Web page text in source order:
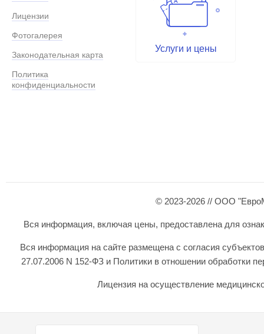
Лицензии
Фотогалерея
Законодательная карта
Политика
конфиденциальности
Услуги и цены
© 2023-2026 // ООО
Вся информация, включая цены, предоставлена для
Вся информация на сайте размещена с согласия
27.07.2006 N 152-ФЗ и Политики в отношении обработки
Лицензия на осуществление